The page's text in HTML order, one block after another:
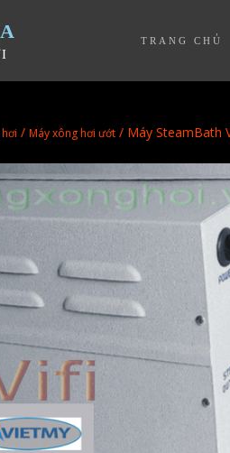
TRANG CHỦ
/ Máy xông hơi ướt / Máy SteamBath